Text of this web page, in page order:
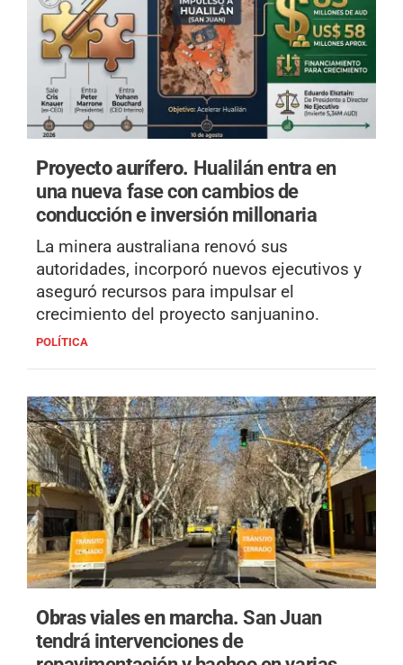
Proyecto aurífero. Hualilán entra en
una nueva fase con cambios de
conducción e inversión millonaria
La minera australiana renovó sus
autoridades, incorporó nuevos ejecutivos y
aseguró recursos para impulsar el
crecimiento del proyecto sanjuanino.
POLÍTICA
Obras viales en marcha.San Juan
tendrá intervenciones de